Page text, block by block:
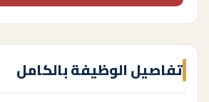
تفاصيل الوظيفة بالكامل